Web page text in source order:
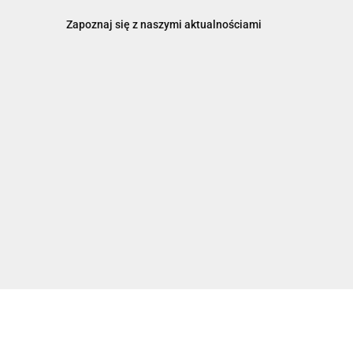
Zapoznaj się z naszymi aktualnościami